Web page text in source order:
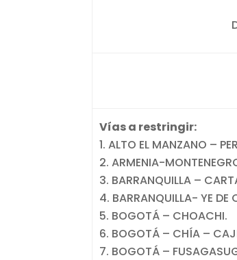
Vías a restringir:
ALTO EL MANZANO –
ARMENIA-
BARRANQUILLA –
BARRANQUILLA- YE DE
BOGOTÁ – CHOACHI.
BOGOTÁ – CHÍA –
BOGOTÁ –